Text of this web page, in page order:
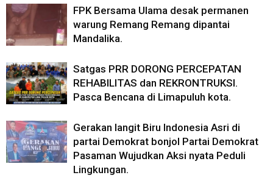
FPK Bersama Ulama desak permanen
warung Remang Remang dipantai
Mandalika.
Satgas PRR DORONG PERCEPATAN
REHABILITAS dan REKRONTRUKSI.
Pasca Bencana di Limapuluh kota.
Gerakan langit Biru Indonesia Asri di
partai Demokrat bonjol Partai Demokrat
Pasaman Wujudkan Aksi nyata Peduli
Lingkungan.